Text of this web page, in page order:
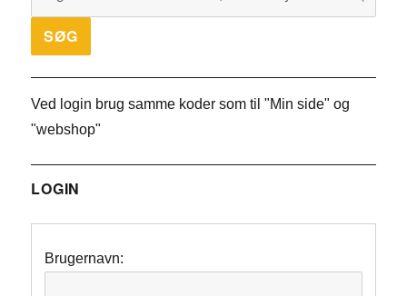
Ved login brug samme koder som til "Min side" og
"webshop"
LOGIN
Brugernavn: